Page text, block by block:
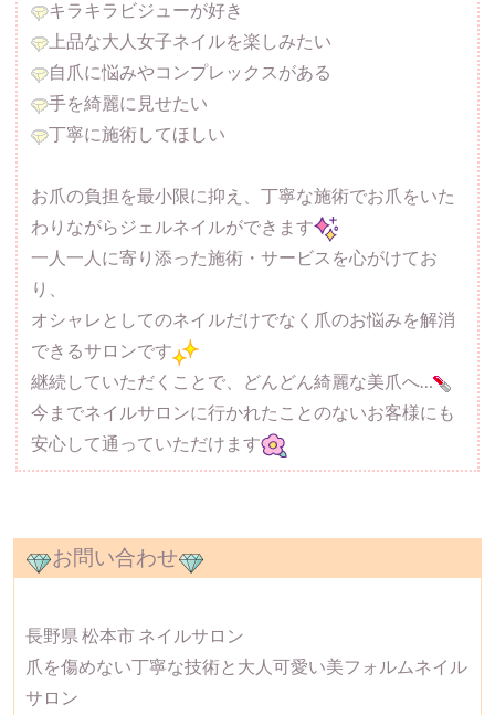
キラキラビジューが好き
上品な大人女子ネイルを楽しみたい
自爪に悩みやコンプレックスがある
手を綺麗に見せたい
丁寧に施術してほしい
お爪の負担を最小限に抑え、丁寧な施術でお爪をいた
わりながらジェルネイルができます
一人一人に寄り添った施術・サービスを心がけてお
り、
オシャレとしてのネイルだけでなく爪のお悩みを解消
できるサロンです
継続していただくことで、どんどん綺麗な美爪へ…
今までネイルサロンに行かれたことのないお客様にも
安心して通っていただけます
お問い合わせ
長野県 松本市 ネイルサロン
爪を傷めない丁寧な技術と大人可愛い美フォルムネイル
サロン